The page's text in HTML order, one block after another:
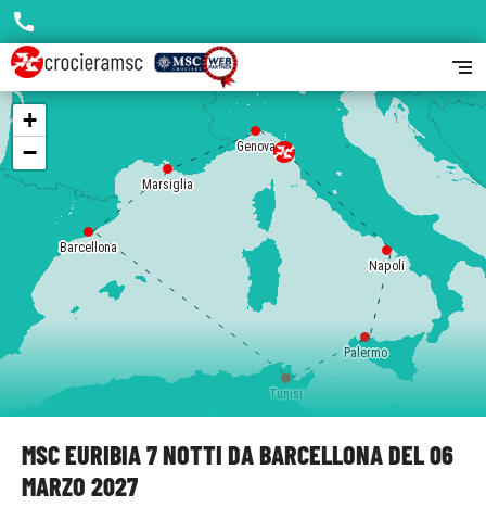
MSC EURIBIA 7 NOTTI DA BARCELLONA DEL 06
MARZO 2027
Barcellona
Marsiglia
Genova
Napoli
Palermo
Tunisi
+
−
call
segment